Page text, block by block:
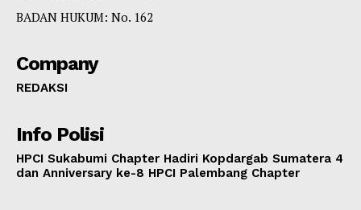
BADAN HUKUM: No. 162
Company
REDAKSI
Info Polisi
HPCI Sukabumi Chapter Hadiri Kopdargab Sumatera 4
dan Anniversary ke-8 HPCI Palembang Chapter